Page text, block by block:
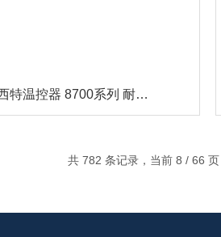
齐全西特温控器 8700系列 耐用适配性强
共 782 条记录，当前 8 / 66 页